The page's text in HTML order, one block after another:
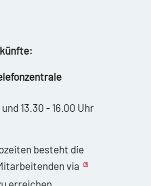
13.30 - 16.00 Uhr
besteht die
via